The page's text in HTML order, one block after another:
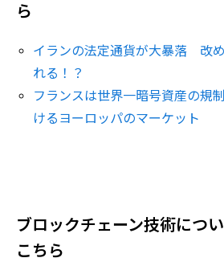
ら
イランの法定通貨が大暴落 改
れる！？
フランスは世界一暗号資産の規
けるヨーロッパのマーケット
ブロックチェーン技術につ
こちら